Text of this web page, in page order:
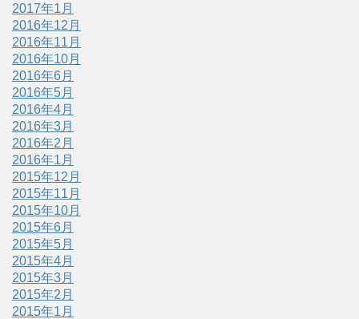
2017年1月
2016年12月
2016年11月
2016年10月
2016年6月
2016年5月
2016年4月
2016年3月
2016年2月
2016年1月
2015年12月
2015年11月
2015年10月
2015年6月
2015年5月
2015年4月
2015年3月
2015年2月
2015年1月